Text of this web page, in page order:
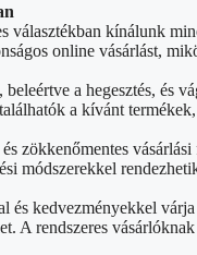
kínálunk
online vásárlást,
a hegesztés, és
a kívánt
zökkenőmentes
módszerekkel
kedvezményekkel
A rendszeres